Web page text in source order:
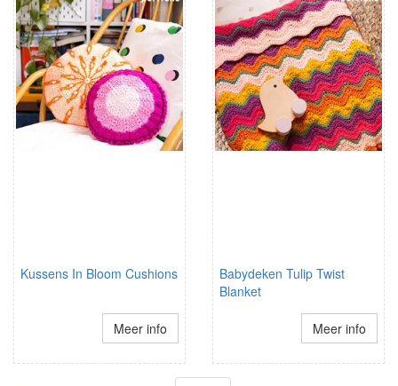
Kussens In Bloom Cushions
Meer info
Babydeken Tulip Twist
Blanket
Meer info